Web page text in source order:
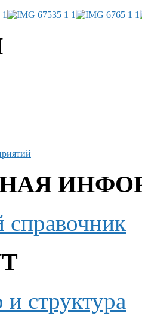
и структура